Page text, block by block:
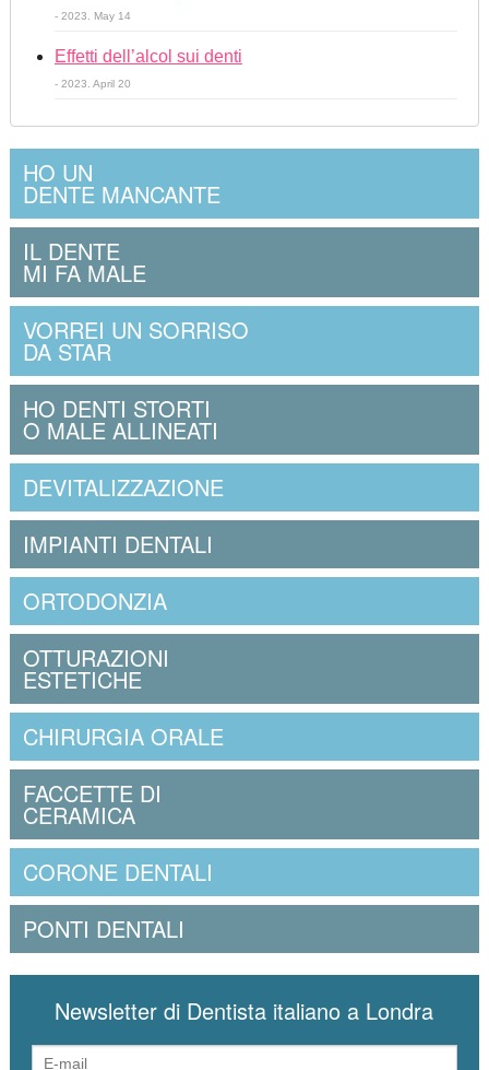
- 2023. May 14
Effetti dell’alcol sui denti
- 2023. April 20
HO UN
DENTE MANCANTE
IL DENTE
MI FA MALE
VORREI UN SORRISO
DA STAR
HO DENTI STORTI
O MALE ALLINEATI
DEVITALIZZAZIONE
IMPIANTI DENTALI
ORTODONZIA
OTTURAZIONI
ESTETICHE
CHIRURGIA ORALE
FACCETTE DI
CERAMICA
CORONE DENTALI
PONTI DENTALI
Newsletter di Dentista italiano a Londra